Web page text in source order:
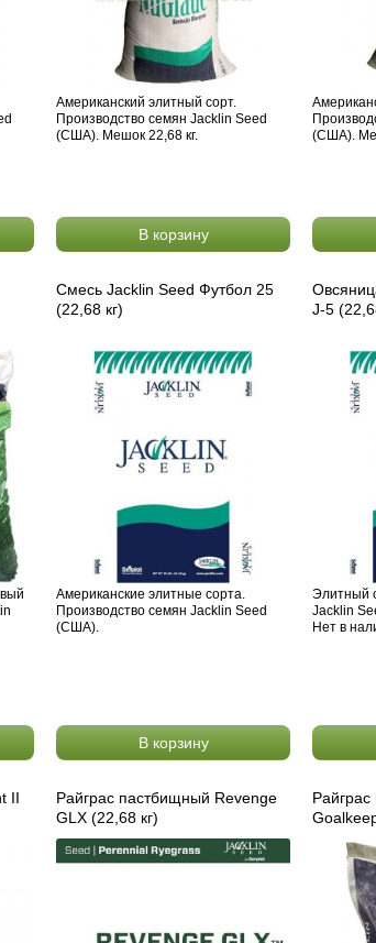
Американский элитный сорт.
Производство семян Jacklin Seed
(США). Мешок 22,68 кг.
В корзину
(США).
Смесь Jacklin Seed Футбол 25
(22,68 кг)
Американские элитные сорта.
Производство семян Jacklin Seed
(США).
В корзину
J-5
Элитный
Jacklin
Нет в
II
Райграс пастбищный Revenge
GLX (22,68 кг)